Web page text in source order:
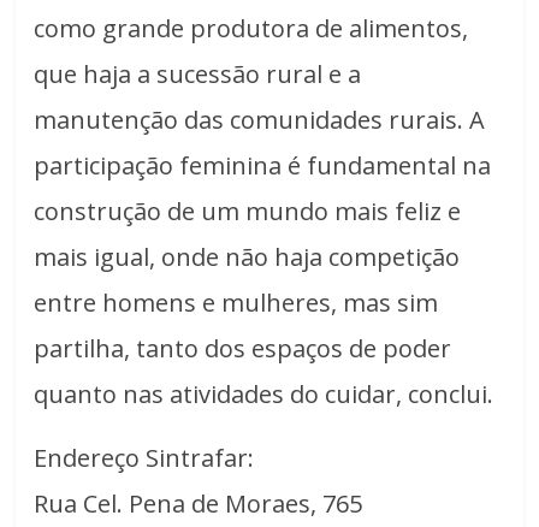
como grande produtora de alimentos,
que haja a sucessão rural e a
manutenção das comunidades rurais. A
participação feminina é fundamental na
construção de um mundo mais feliz e
mais igual, onde não haja competição
entre homens e mulheres, mas sim
partilha, tanto dos espaços de poder
quanto nas atividades do cuidar, conclui.
Endereço Sintrafar:
Rua Cel. Pena de Moraes, 765